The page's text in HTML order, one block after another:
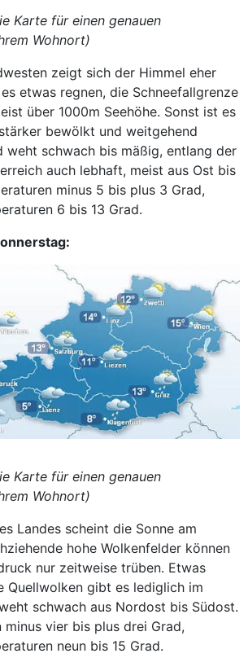
Karte für einen genauen
Wohnort)
zeigt sich der Himmel eher
etwas regnen, die Schneefallgrenze
über 1000m Seehöhe. Sonst ist es
bewölkt und weitgehend
weht schwach bis mäßig, entlang der
auch lebhaft, meist aus Ost bis
minus 5 bis plus 3 Grad,
6 bis 13 Grad.
Karte für einen genauen
Wohnort)
Landes scheint die Sonne am
hohe Wolkenfelder können
nur zeitweise trüben. Etwas
Quellwolken gibt es lediglich im
schwach aus Nordost bis Südost.
minus vier bis plus drei Grad,
neun bis 15 Grad.